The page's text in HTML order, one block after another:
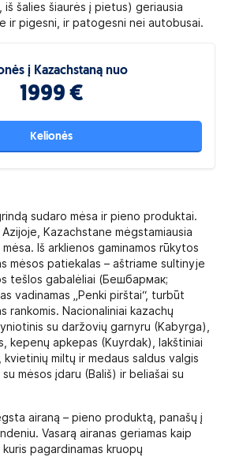
iš šalies šiaurės į pietus) geriausia
ir pigesni, ir patogesni nei autobusai.
į Kazachstaną nuo
1999 €
Kelionės
sudaro mėsa ir pieno produktai.
Kazachstane mėgstamiausia
Iš arklienos gaminamos rūkytos
mėsos patiekalas – aštriame sultinyje
tešlos gabalėliai (Бешбармак;
vadinamas „Penki pirštai“, turbūt
rankomis. Nacionaliniai kazachų
su daržovių garnyru (Kabyrga),
kepenų apkepas (Kuyrdak), lakštiniai
miltų ir medaus saldus valgis
mėsos įdaru (Bališ) ir beliašai su
airaną – pieno produktą, panašų į
Vasarą airanas geriamas kaip
pagardinamas kruopų